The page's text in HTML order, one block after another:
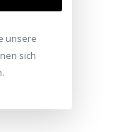
unsere
sich